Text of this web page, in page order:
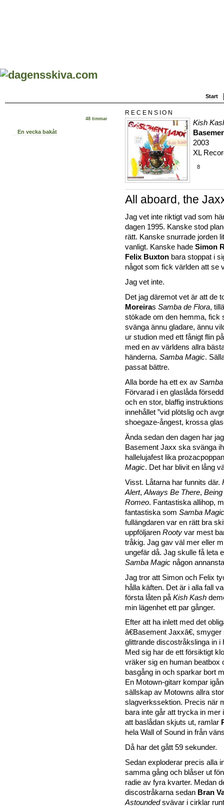
Start
48 timmar
En vecka bakåt
RECENSION
Kish
2003
XL
8
All aboard, the
Jag vet inte riktigt vad som
dagen 1995. Kanske stod
rätt. Kanske snurrade jorden
vanligt. Kanske hade Simon
Felix Buxton bara stoppat i
något som fick världen att se
Jag vet inte.
Det jag däremot vet är att de
Moreiras Samba de Flora,
stökade om den hemma, fick
svänga ännu gladare, ännu
ur studion med ett fånigt flin
med en av världens allra
händerna. Samba Magic.
passat bättre.
Alla borde ha ett ex av
Förvarad i en glaslåda
och en stor, blaffig
innehållet ”vid plötslig och
shoegaze-ångest, krossa
Ända sedan den dagen har
Basement Jaxx ska svänga
hallelujafest lika
Magic. Det har blivit en lång
Visst. Låtarna har funnits där.
Alert, Always Be There, Being
Romeo. Fantastiska allihop,
fantastiska som Samba Magic
fullängdaren var en rätt bra
uppföljaren Rooty var mest
tråkig. Jag gav väl mer eller
ungefär då. Jag skulle få leta
Samba Magic någon
Jag tror att Simon och Felix
hålla käften. Det är i alla fall
första låten på Kish Kash
min lägenhet ett par gånger.
Efter att ha inlett med det
â€Basement Jaxxâ€,
glittrande discostråkslinga in i
Med sig har de ett försiktigt
vräker sig en human beatbox
basgång in och sparkar bort
En Motown-gitarr kompar
sällskap av Motowns allra
slagverkssektion. Precis när
bara inte går att trycka in mer
att baslådan skjuts ut, ramlar
hela Wall of Sound in från
Då har det gått 59 sekunder.
Sedan exploderar precis alla
samma gång och blåser ut
radie av fyra kvarter. Medan
discostråkarna sedan Bran
Astoundedsvävar i cirklar